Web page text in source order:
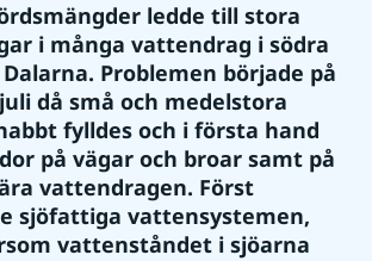
ledde till stora
i många vattendrag i södra
Problemen började på
då små och medelstora
fylldes och i första hand
på vägar och broar samt på
vattendragen. Först
sjöfattiga vattensystemen,
vattenståndet i sjöarna